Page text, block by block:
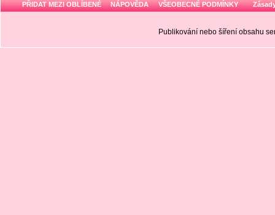
PŘIDAT MEZI OBLÍBENÉ NÁPOVĚDA VŠEOBECNÉ PODMÍNKY
Publikování nebo šíření obsahu